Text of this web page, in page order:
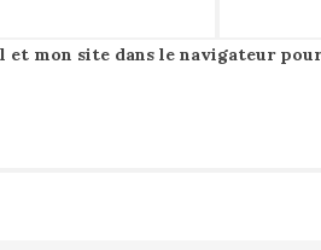
et mon site dans le navigateur